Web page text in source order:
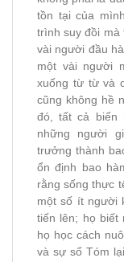
tồn tại của
trình suy đồi mà
vài người đầu
một vài người
xuống từ từ và
cũng không hề
đó, tất cả biến
những người
trưởng thành
ổn định bao
rằng sống thực
một số ít người
tiến lên; họ biết
họ học cách
và sự số Tóm